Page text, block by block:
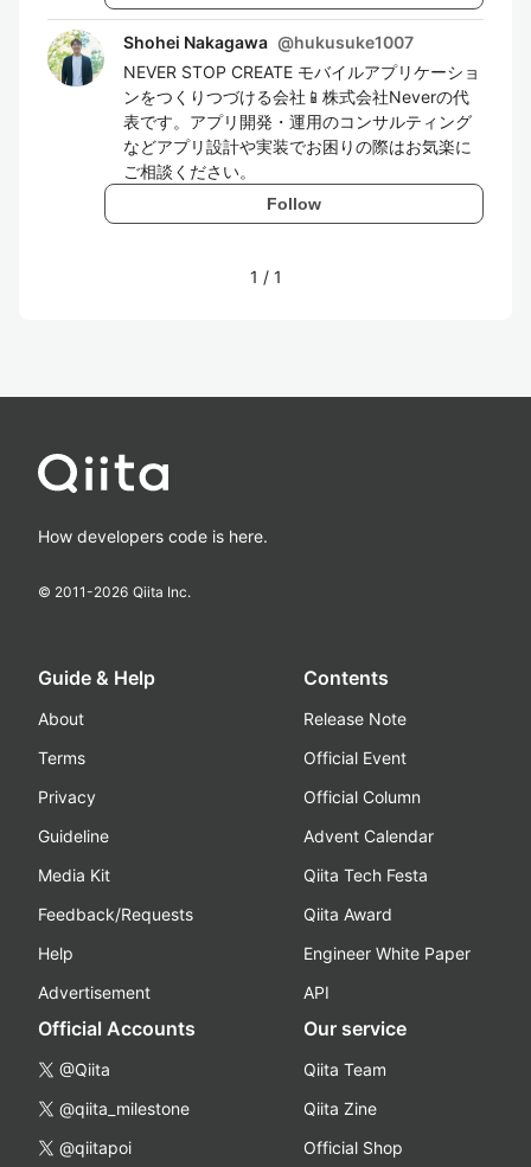
Shohei Nakagawa @hukusuke1007
NEVER STOP CREATE モバイルアプリケーショ
ンをつくりつづける会社📱株式会社Neverの代
表です。アプリ開発・運用のコンサルティング
などアプリ設計や実装でお困りの際はお気楽に
ご相談ください。
Follow
1 / 1
How developers code is here.
© 2011-2026 Qiita Inc.
Guide & Help
About
Terms
Privacy
Guideline
Media Kit
Feedback/Requests
Help
Advertisement
Contents
Release Note
Official Event
Official Column
Advent Calendar
Qiita Tech Festa
Qiita Award
Engineer White Paper
API
Official Accounts
@Qiita
@qiita_milestone
@qiitapoi
Our service
Qiita Team
Qiita Zine
Official Shop